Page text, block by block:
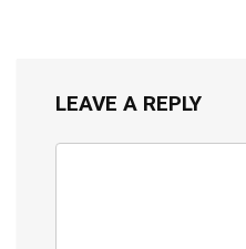
LEAVE A REPLY